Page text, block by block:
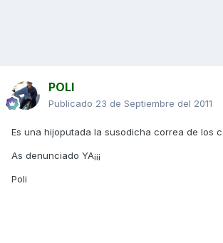
POLI
Publicado 23 de Septiembre del 2011
Es una hijoputada la susodicha correa de los
As denunciado YA¡¡¡
Poli